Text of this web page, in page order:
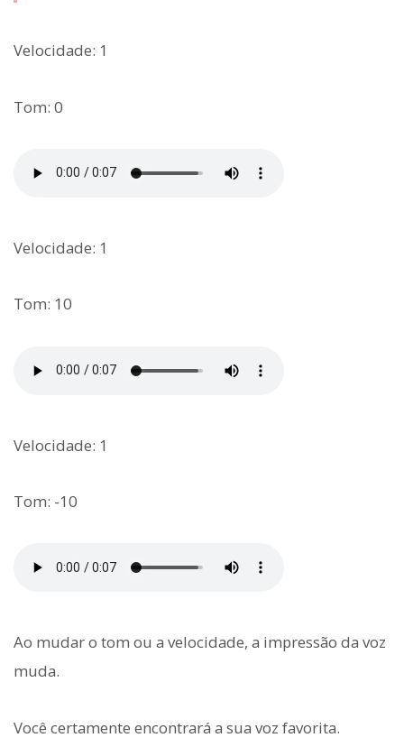
Velocidade: 1
Tom: 0
Velocidade: 1
Tom: 10
Velocidade: 1
Tom: -10
Ao mudar o tom ou a velocidade, a impressão da voz
muda.
Você certamente encontrará a sua voz favorita.